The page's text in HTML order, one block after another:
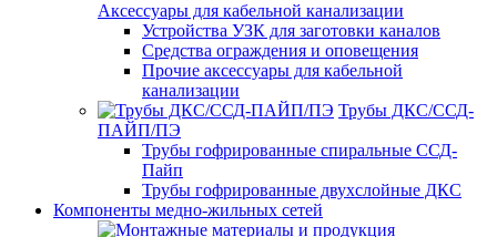
Аксессуары для кабельной канализации
Устройства УЗК для заготовки каналов
Средства ограждения и оповещения
Прочие аксессуары для кабельной
канализации
Трубы ДКС/ССД-
ПАЙП/ПЭ
Трубы гофрированные спиральные ССД-
Пайп
Трубы гофрированные двухслойные ДКС
Компоненты медно-жильных сетей